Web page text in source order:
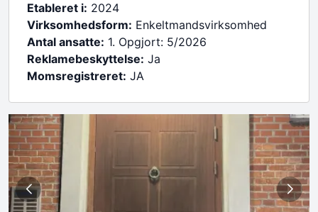
Etableret i: 2024
Virksomhedsform: Enkeltmandsvirksomhed
Antal ansatte: 1. Opgjort: 5/2026
Reklamebeskyttelse: Ja
Momsregistreret: JA